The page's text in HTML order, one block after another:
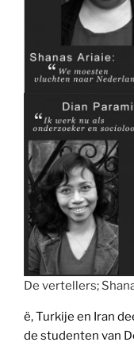
De vertellers;
ë, Turkije en Iran
de studenten van